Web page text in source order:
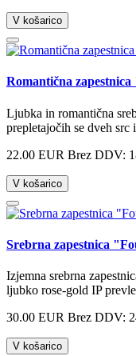
V košarico
Romantična
Ljubka in romantična
prepletajočih se dveh src
22.00 EUR Brez DDV:
V košarico
Srebrna zapestnica
Izjemna srebrna
ljubko rose-gold IP
30.00 EUR Brez DDV:
V košarico